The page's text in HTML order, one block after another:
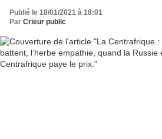
Publié le 18/01/2021 à 18:01
Par Crieur public